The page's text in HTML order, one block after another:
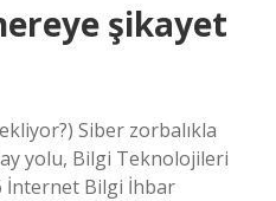
şikayet
Siber zorbalıkla
yolu, Bilgi Teknolojileri
İnternet Bilgi İhbar